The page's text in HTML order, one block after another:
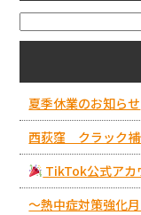
夏季休業のお知らせ
西荻窪 クラック補
TikTok公式アカ
～熱中症対策強化